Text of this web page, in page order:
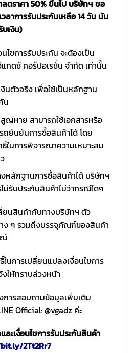
ดราคา 50% ขึ้นไป บริษัทฯ ขอ
ลาการรับประกันเหลือ 14 วัน นับ
บเงิน)
ไขการรับประกัน จะต้องเป็น
กดซ์ คอร์ปอเรชั่น จำกัด เท่านั้น
นตัวจริง เพื่อใช้เป็นหลักฐาน
น
ญหาย สามารถใช้เอกสารหรือ
ยืนยันการซื้อสินค้าได้ โดย
ในการพิจารณาความเหมาะสม
หลักฐานการซื้อสินค้าได้ บริษัทฯ
ม่รับประกันสินค้าไม่ว่ากรณีใดๆ
นสินค้ากับทางบริษัทฯ ตัว
ๆ รวมถึงบรรจุภัณฑ์ของสินค้า
ณ์
นการเปลี่ยนแปลงเงื่อนไขการ
ให้ทราบล่วงหน้า
ารสอบถามข้อมูลเพิ่มเติม
Official: @vgadz ค่ะ
ละเงื่อนไขการรับประกันสินค้า
2Tt2Rr7